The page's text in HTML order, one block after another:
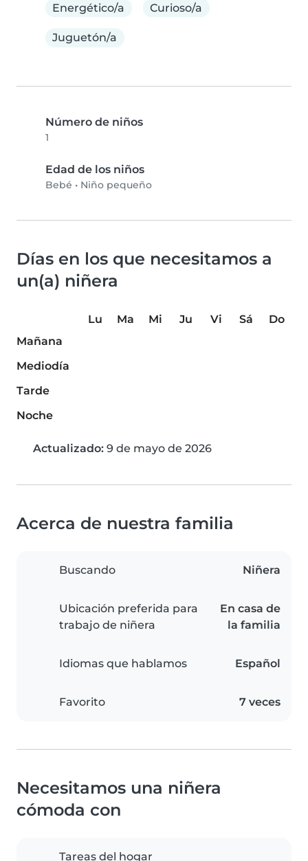
Energético/a
Curioso/a
Juguetón/a
Número de niños
1
Edad de los niños
Bebé • Niño pequeño
Días en los que necesitamos a
un(a) niñera
Lu Ma Mi Ju Vi Sá
Do
Mañana
Mediodía
Tarde
Noche
Actualizado: 9 de mayo de 2026
Acerca de nuestra familia
Buscando Niñera
Ubicación preferida para
trabajo de niñera
En casa de
la familia
Idiomas que hablamos Español
Favorito 7 veces
Necesitamos una niñera
cómoda con
Tareas del hogar